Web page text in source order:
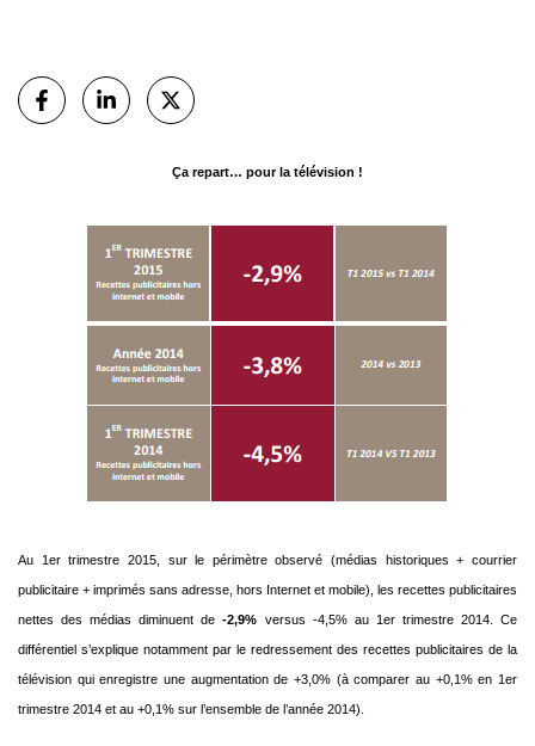
Partager
sur Facebook
sur Linkedinsur X (Twitter)
Ça repart… pour la télévision !
Au 1er trimestre 2015, sur le périmètre observé (médias historiques + courrier
publicitaire + imprimés sans adresse, hors Internet et mobile), les recettes publicitaires
nettes des médias diminuent de-2,9% versus -4,5% au 1er trimestre 2014. Ce
différentiel s’explique notamment par le redressement des recettes publicitaires de la
télévision qui enregistre une augmentation de +3,0% (à comparer au +0,1% en 1er
trimestre 2014 et au +0,1% sur l’ensemble de l’année 2014).